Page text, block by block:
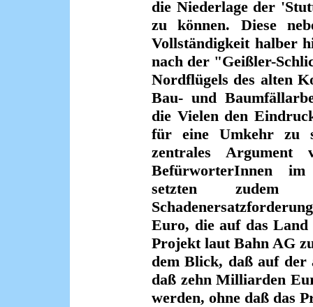
die Niederlage der
zu können. Diese
Vollständigkeit halber
nach der "Geißler-
Nordflügels des alten
Bau- und
die Vielen den
für eine Umkehr zu
zentrales Argument
BefürworterInnen im
setzten
Euro, die auf das Land
Projekt laut Bahn AG
dem Blick, daß auf der
daß zehn Milliarden
werden, ohne daß das